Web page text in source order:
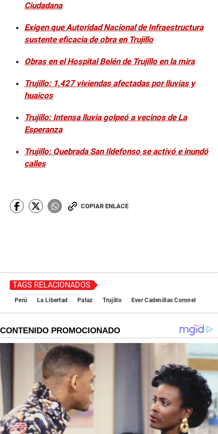
Ciudadana
Exigen que Autoridad Nacional de Infraestructura
sustente eficacia de obra en Trujillo
Obras en el Hospital Belén de Trujillo en la mira
Trujillo: 1,427 viviendas afectadas por lluvias y
huaicos
Trujillo: Intensa lluvia golpeó a vecinos de La
Esperanza
Trujillo: Quebrada San Ildefonso se activó e inundó
calles
COPIAR ENLACE
TAGS RELACIONADOS
Perú La Libertad Pataz Trujillo Ever Cadenillas Coronel